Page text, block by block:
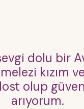
dolu bir
kızım
olup
arıyorum.